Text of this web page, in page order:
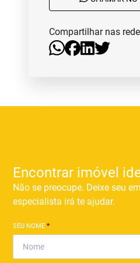
Compartilhar nas
Encontrar imóvel
Não se preocupe. Deixe seu
especialista irá te ajudar.
SEU NOME*